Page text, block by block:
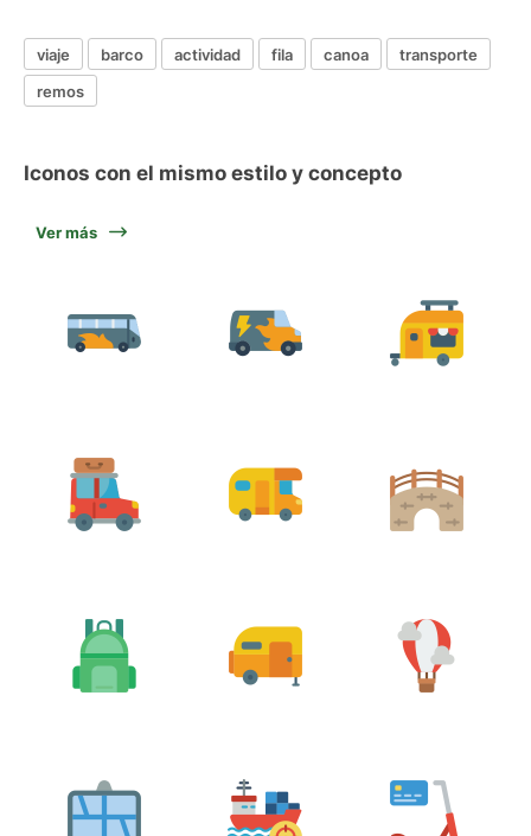
viaje barco actividad fila canoa
transporte
remos
Iconos con el mismo estilo y concepto
Ver más